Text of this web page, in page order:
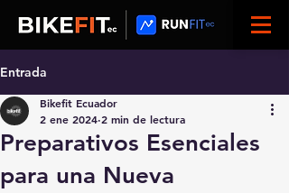
Entrada
Preparativos Esenciales
para una Nueva
Bikefit Ecuador
2 ene 2024 2 min de lectura